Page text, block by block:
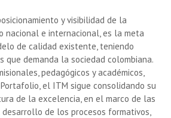
y visibilidad de la
nacional e internacional, es la meta
de calidad existente, teniendo
demanda la sociedad colombiana.
pedagógicos y académicos,
el ITM sigue consolidando su
de la excelencia, en el marco de las
de los procesos formativos,